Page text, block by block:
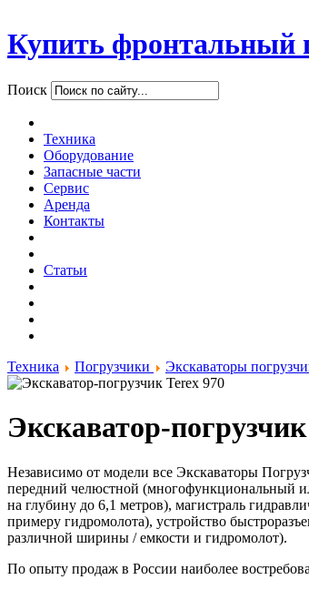
Купить фронтальный
Поиск
Техника
Оборудование
Запасные части
Сервис
Аренда
Контакты
Статьи
Техника Погрузчики Экскаваторы
Экскаватор-
Независимо от модели все Экскаваторы
передний челюстной (многофункциональный
на глубину до 6,1 метров), магистраль
примеру гидромолота), устройство
различной ширины / емкости и гидромолот).
По опыту продаж в России наиболее